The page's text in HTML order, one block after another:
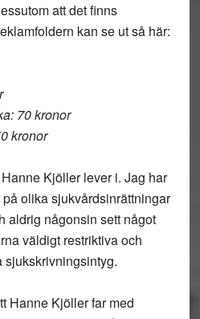
att det finns
kan se ut så här:
70 kronor
kronor
Kjöller lever i. Jag har
olika sjukvårdsinrättningar
aldrig någonsin sett något
väldigt restriktiva och
sjukskrivningsintyg.
Hanne Kjöller far med